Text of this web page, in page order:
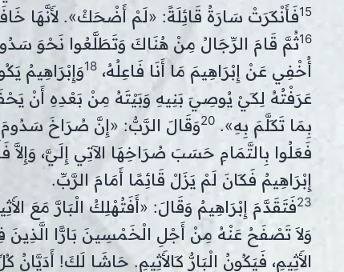
15فَأَنْكَرَتْ سَارَةُ قَائِلَةً: «لَمْ أَضْحَكْ». لأَنَّهَا
16ثُمَّ قَامَ الرِّجَالُ مِنْ هُنَاكَ وَتَطَلَّعُوا نَحْوَ
أُخْفِي عَنْ إِبْرَاهِيمَ مَا أَنَا فَاعِلُهُ،18وَإِبْرَاهِيمُ
عَرَفْتُهُ لِكَيْ يُوصِيَ بَنِيهِ وَبَيْتَهُ مِنْ بَعْدِهِ أَنْ
بِمَا تَكَلَّمَ بِهِ».20وَقَالَ الرَّبُّ: «إِنَّ صُرَاخَ
فَعَلُوا بِالتَّمَامِ حَسَبَ صُرَاخِهَا الآتِي إِلَيَّ، وَإِلاَّ
إِبْرَاهِيمُ فَكَانَ لَمْ يَزَلْ قَائِمًا أَمَامَ الرَّبِّ.
23فَتَقَدَّمَ إِبْرَاهِيمُ وَقَالَ: «أَفَتُهْلِكُ الْبَارَّ مَعَ
وَلاَ تَصْفَحُ عَنْهُ مِنْ أَجْلِ الْخَمْسِينَ بَارًّا الَّذِينَ
الأَثِيمِ، فَيَكُونُ الْبَارُّ كَالأَثِيمِ. حَاشَا لَكَ!